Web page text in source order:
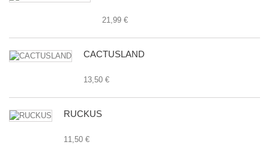
21,99 €
CACTUSLAND
13,50 €
RUCKUS
11,50 €